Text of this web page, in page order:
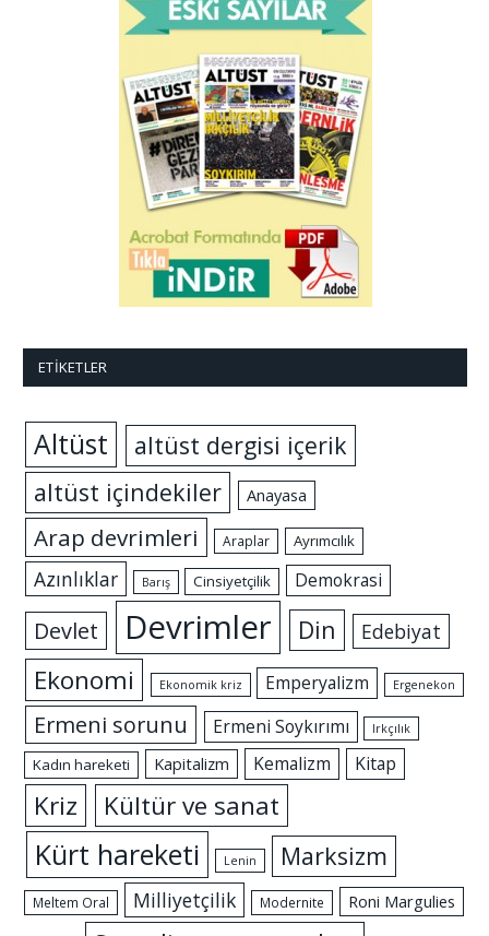
ETIKETLER
Altüst
altüst dergisi içerik
altüst içindekiler
Anayasa
Arap devrimleri Araplar Ayrımcılık
Azınlıklar Barış Cinsiyetçilik Demokrasi
Devlet Devrimler Din Edebiyat
Ekonomi Ekonomik kriz Emperyalizm Ergenekon
Ermeni sorunu Ermeni Soykırımı Irkçılık
Kadın hareketi Kapitalizm Kemalizm Kitap
Kriz Kültür ve sanat
Kürt hareketi Lenin Marksizm
Meltem Oral Milliyetçilik Modernite Roni Margulies